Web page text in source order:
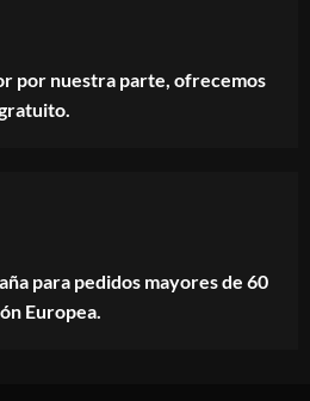
por nuestra parte, ofrecemos
para pedidos mayores de 60
Europea.